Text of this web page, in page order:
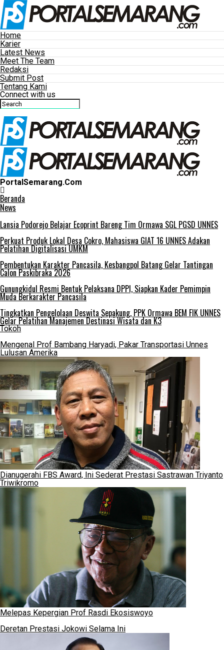
Home
Karier
Latest News
Meet The Team
Redaksi
Submit Post
Tentang Kami
Connect with us
PortalSemarang.Com
Beranda
News
Lansia Podorejo Belajar Ecoprint Bareng Tim Ormawa SGL PGSD UNNES
Perkuat Produk Lokal Desa Cokro, Mahasiswa GIAT 16 UNNES Adakan
Pelatihan Digitalisasi UMKM
Pembentukan Karakter Pancasila, Kesbangpol Batang Gelar Tantingan
Calon Paskibraka 2026
Gunungkidul Resmi Bentuk Pelaksana DPPI, Siapkan Kader Pemimpin
Muda Berkarakter Pancasila
Tingkatkan Pengelolaan Deswita Sepakung, PPK Ormawa BEM FIK UNNES
Gelar Pelatihan Manajemen Destinasi Wisata dan K3
Tokoh
Mengenal Prof Bambang Haryadi, Pakar Transportasi Unnes
Lulusan Amerika
Dianugerahi FBS Award, Ini Sederat Prestasi Sastrawan Triyanto
Triwikromo
Melepas Kepergian Prof Rasdi Ekosiswoyo
Deretan Prestasi Jokowi Selama Ini